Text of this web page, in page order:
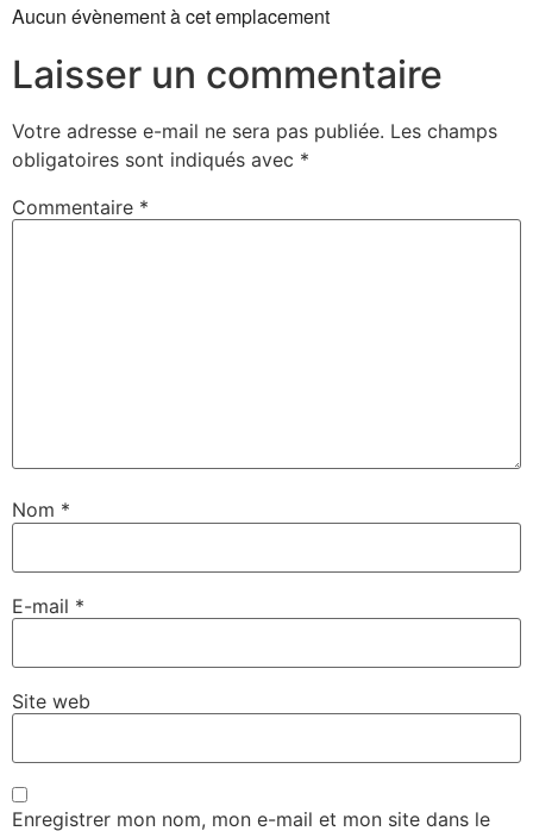
Aucun évènement à cet emplacement
Laisser un commentaire
Votre adresse e-mail ne sera pas publiée. Les champs
obligatoires sont indiqués avec *
Commentaire *
Nom *
E-mail *
Site web
Enregistrer mon nom, mon e-mail et mon site dans le